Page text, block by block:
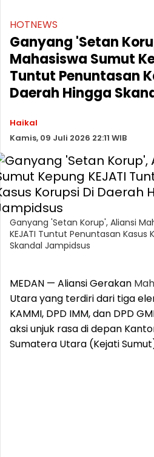
HOTNEWS
Ganyang 'Setan
Mahasiswa Sumut
Tuntut Penuntasan
Daerah Hingga
Haikal
Kamis, 09 Juli 2026 22:11 WIB
Ganyang 'Setan Korup', Aliansi
KEJATI Tuntut Penuntasan Kasus
Skandal Jampidsus
MEDAN — Aliansi Gerakan
Utara yang terdiri dari tiga
KAMMI, DPD IMM, dan DPD
aksi unjuk rasa di depan
Sumatera Utara (Kejati